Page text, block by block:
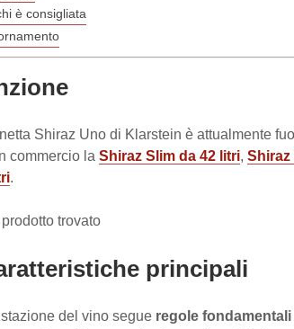
è consigliata
Shiraz Uno di Klarstein è attualmente
commercio la Shiraz Slim da 42 litri, Shiraz
.
trovato
principali
del vino segue regole fondamentali